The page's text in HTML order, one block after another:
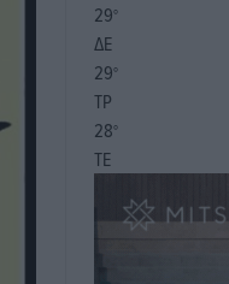
29°
ΔΕ
29°
ΤΡ
28°
ΤΕ